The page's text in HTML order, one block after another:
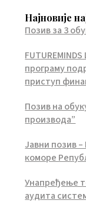
Најновије
Позив за 3
програму
приступ
Позив на
производа”
Јавни позив
коморе
Унапређење
аудита